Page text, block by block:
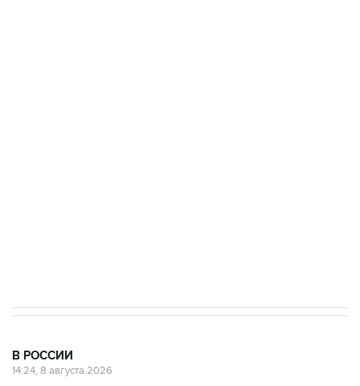
В РОССИИ
14:24, 8 августа 2026